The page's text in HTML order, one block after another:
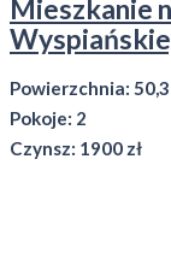
Mieszkanie
Powierzchnia:
Pokoje: 2
Czynsz: 1900 zł